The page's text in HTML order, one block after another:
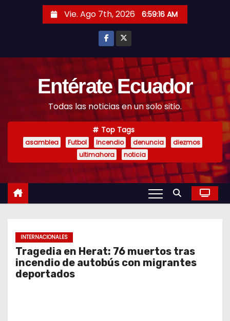
Vie. Ago 7th, 2026 6:59:17 AM
Entérate Ecuador
Todas las noticias en un solo sitio.
Top Tags
asamblea Futbol Incendio denuncia
diezmos
ultimahora
noticia
INTERNACIONALES
Tragedia en Herat: 76 muertos tras
incendio de autobús con migrantes
deportados